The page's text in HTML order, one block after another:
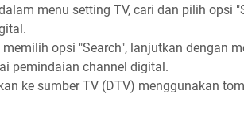
menu setting TV, cari dan pilih opsi
memilih opsi "Search", lanjutkan dengan
pemindaian channel digital.
ke sumber TV (DTV) menggunakan